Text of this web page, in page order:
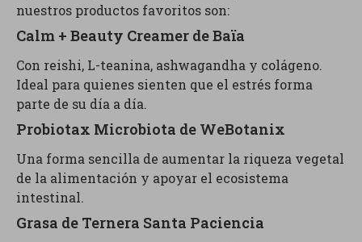
nuestros productos favoritos son:
Calm + Beauty Creamer de Baïa
Con reishi, L-teanina, ashwagandha y colágeno.
Ideal para quienes sienten que el estrés forma
parte de su día a día.
Probiotax Microbiota de WeBotanix
Una forma sencilla de aumentar la riqueza vegetal
de la alimentación y apoyar el ecosistema
intestinal.
Grasa de Ternera Santa Paciencia